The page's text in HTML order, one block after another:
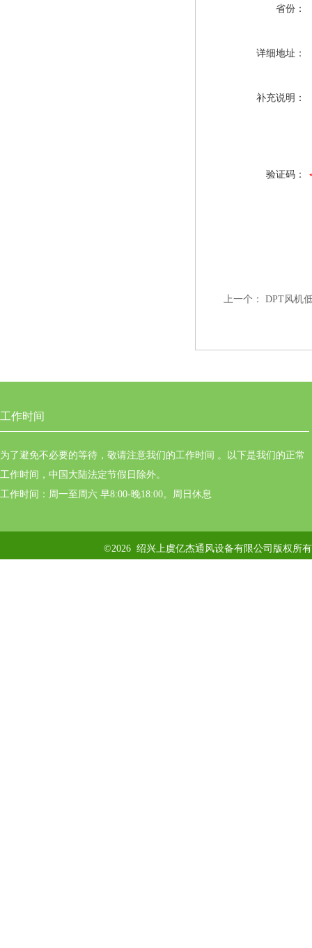
省份：
详细地址：
补充说明：
验证码：
上一个： DPT风机
工作时间
为了避免不必要的等待，敬请注意我们的工作时间 。以下是我们的正常
工作时间，中国大陆法定节假日除外。
工作时间：周一至周六 早8:00-晚18:00。周日休息
©2026 绍兴上虞亿杰通风设备有限公司版权所有